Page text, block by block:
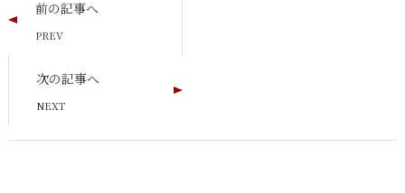
前の記事へ
次の記事へ